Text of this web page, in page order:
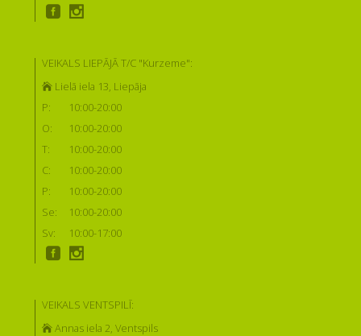
VEIKALS LIEPĀJĀ T/C "Kurzeme":
Lielā iela 13, Liepāja
P:
10:00-20:00
O:
10:00-20:00
T:
10:00-20:00
C:
10:00-20:00
P:
10:00-20:00
Se:
10:00-20:00
Sv:
10:00-17:00
VEIKALS VENTSPILĪ:
Annas iela 2, Ventspils